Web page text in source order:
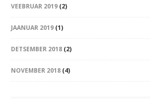
VEEBRUAR 2019 (2)
JAANUAR 2019 (1)
DETSEMBER 2018 (2)
NOVEMBER 2018 (4)